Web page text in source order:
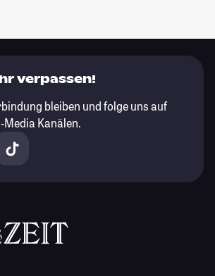
verpassen!
bleiben und folge uns auf
Media Kanälen.